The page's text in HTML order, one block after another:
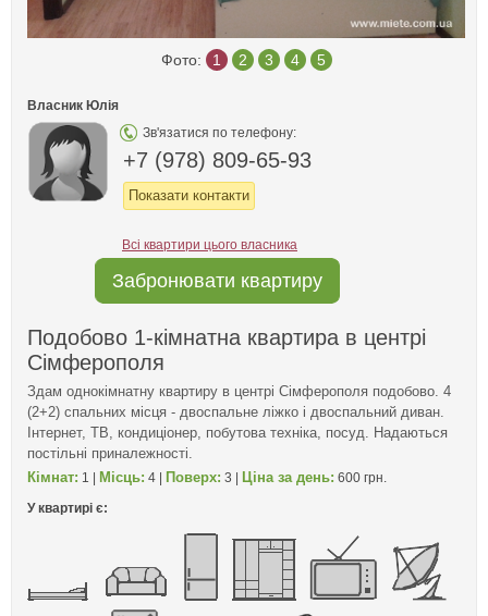
Фото: 1 2 3 4 5
Власник Юлія
Зв'язатися по телефону:
+7 (978) 809-65-93
Показати контакти
Всі квартири цього власника
Забронювати квартиру
Подобово 1-кімнатна квартира в центрі
Сімферополя
Здам однокімнатну квартиру в центрі Сімферополя подобово. 4
(2+2) спальних місця - двоспальне ліжко і двоспальний диван.
Інтернет, ТВ, кондиціонер, побутова техніка, посуд. Надаються
постільні приналежності.
Кімнат: 1 | Місць: 4 | Поверх: 3 | Ціна за день: 600 грн.
У квартирі є: